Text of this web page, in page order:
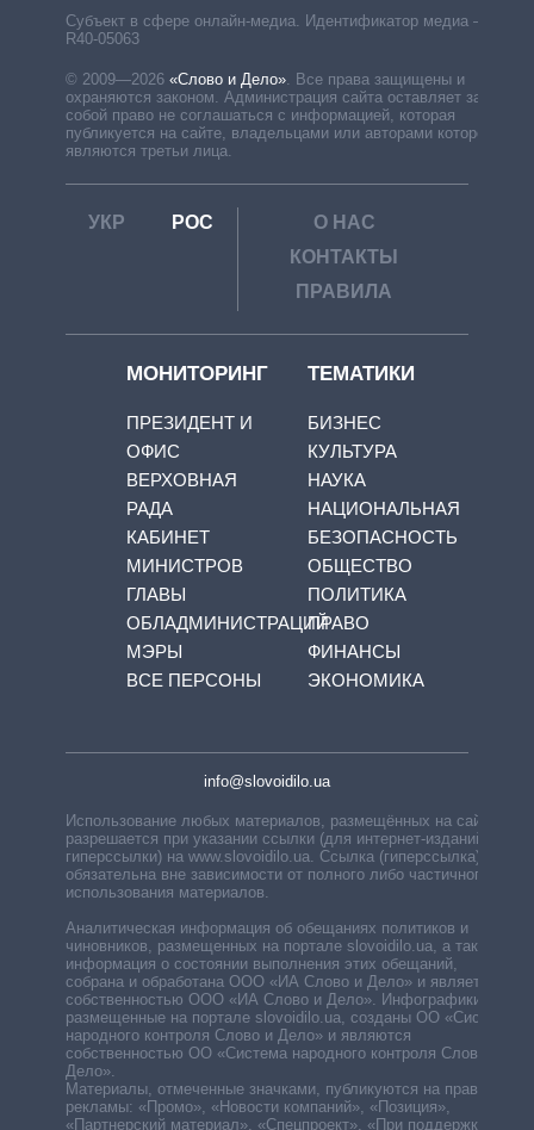
Субъект в сфере онлайн-медиа. Идентификатор медиа –
R40-05063
© 2009—2026 «Слово и Дело». Все права защищены и
охраняются законом. Администрация сайта оставляет за
собой право не соглашаться с информацией, которая
публикуется на сайте, владельцами или авторами которой
являются третьи лица.
УКР РОС
О НАС
КОНТАКТЫ
ПРАВИЛА
МОНИТОРИНГ
ПРЕЗИДЕНТ И
ОФИС
ВЕРХОВНАЯ
РАДА
КАБИНЕТ
МИНИСТРОВ
ГЛАВЫ
ОБЛАДМИНИСТРАЦИЙ
МЭРЫ
ВСЕ ПЕРСОНЫ
ТЕМАТИКИ
БИЗНЕС
КУЛЬТУРА
НАУКА
НАЦИОНАЛЬНАЯ
БЕЗОПАСНОСТЬ
ОБЩЕСТВО
ПОЛИТИКА
ПРАВО
ФИНАНСЫ
ЭКОНОМИКА
info@slovoidilo.ua
Использование любых материалов, размещённых на сайте,
разрешается при указании ссылки (для интернет-изданий —
гиперссылки) на www.slovoidilo.ua. Ссылка (гиперссылка)
обязательна вне зависимости от полного либо частичного
использования материалов.
Аналитическая информация об обещаниях политиков и
чиновников, размещенных на портале slovoidilo.ua, а также
информация о состоянии выполнения этих обещаний,
собрана и обработана ООО «ИА Слово и Дело» и является
собственностью ООО «ИА Слово и Дело». Инфографики,
размещенные на портале slovoidilo.ua, созданы ОО «Система
народного контроля Слово и Дело» и являются
собственностью ОО «Система народного контроля Слово и
Дело».
Материалы, отмеченные значками, публикуются на правах
рекламы: «Промо», «Новости компаний», «Позиция»,
«Партнерский материал», «Спецпроект», «При поддержке».